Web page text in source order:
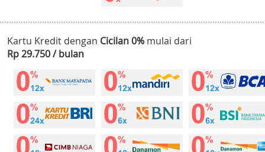
Kartu Kredit dengan Cicilan 0% mulai dari
Rp 29.750 / bulan